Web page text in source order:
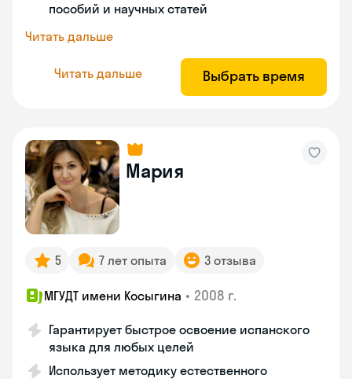
пособий и научных статей
Читать дальше
Читать дальше Выбрать время
Мария
5 7 лет опыта 3 отзыва
МГУДТ имени Косыгина • 2008 г.
Гарантирует быстрое освоение испанского
языка для любых целей
Использует методику естественного